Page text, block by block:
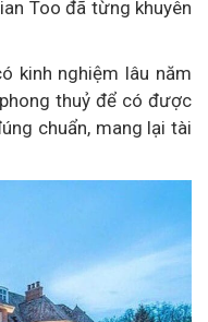
Too đã từng khuyên
kinh nghiệm lâu năm
thuỷ để có được
chuẩn, mang lại tài